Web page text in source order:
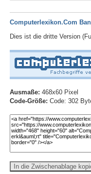
Computerlexikon.Com
Dies ist die dritte Version
Ausmaße: 468x60 Pixel
Code-Größe: Code: 302
In die Zwischenablage